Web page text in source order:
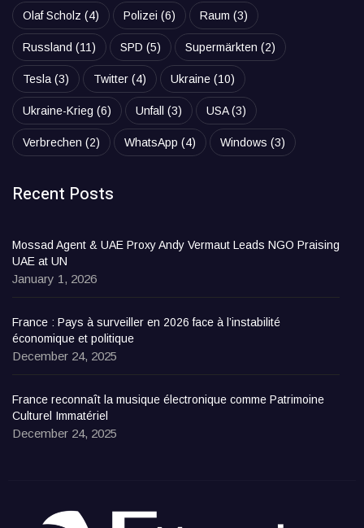
Olaf Scholz (4) Polizei (6) Raum (3)
Russland (11) SPD (5) Supermärkten (2)
Tesla (3) Twitter (4) Ukraine (10)
Ukraine-Krieg (6) Unfall (3) USA(3)
Verbrechen (2) WhatsApp (4) Windows (3)
Recent Posts
Mossad Agent & UAE Proxy Andy Vermaut Leads NGO Praising
UAE at UN
January 1, 2026
France : Pays à surveiller en 2026 face à l’instabilité
économique et politique
December 24, 2025
France reconnaît la musique électronique comme Patrimoine
Culturel Immatériel
December 24, 2025